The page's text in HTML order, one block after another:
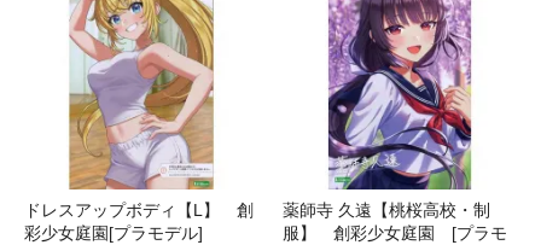
ドレスアップボディ【L】 創
彩少女庭園[プラモデル]
薬師寺 久遠【桃桜高校・制
服】 創彩少女庭園 [プラモ